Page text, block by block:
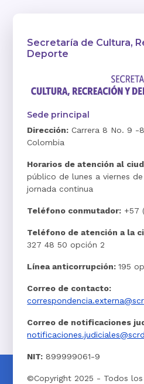
Secretaría de Cultura,
Deporte
Sede principal
Dirección: Carrera 8 No. 9 -
Colombia
Horarios de atención al
público de lunes a viernes
jornada continua
Teléfono conmutador: +57
Teléfono de atención a la
327 48 50 opción 2
Línea anticorrupción:195
Correo de contacto:
Correo de notificaciones
NIT: 899999061-9
©Copyright 2025 - Todos